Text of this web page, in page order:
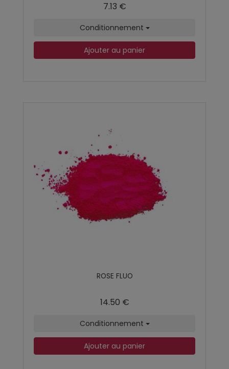
7.13 €
Conditionnement
Ajouter au panier
ROSE FLUO
14.50 €
Conditionnement
Ajouter au panier